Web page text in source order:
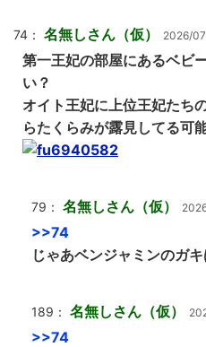
74： 名無しさん（仮） 2026/
第一王妃の部屋にあるベビ
い？
オイト王妃に上位王妃たち
らたくらみが露見してる可
79： 名無しさん（仮）
>>74
じゃあベンジャミンのガ
189： 名無しさん（仮）
>>74